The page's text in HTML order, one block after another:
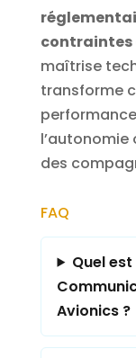
contraintes
maîtrise
transforme
des
FAQ
Quel
Avionics ?